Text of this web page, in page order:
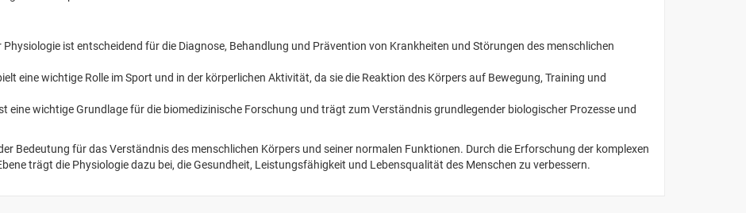
Physiologie ist entscheidend für die Diagnose, Behandlung und Prävention von Krankheiten und Störungen des menschlichen
eine wichtige Rolle im Sport und in der körperlichen Aktivität, da sie die Reaktion des Körpers auf Bewegung, Training und
eine wichtige Grundlage für die biomedizinische Forschung und trägt zum Verständnis grundlegender biologischer Prozesse und
Bedeutung für das Verständnis des menschlichen Körpers und seiner normalen Funktionen. Durch die Erforschung der komplexen
trägt die Physiologie dazu bei, die Gesundheit, Leistungsfähigkeit und Lebensqualität des Menschen zu verbessern.